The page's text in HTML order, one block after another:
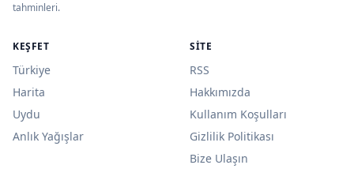
tahminleri.
KEŞFET
Türkiye
Harita
Uydu
Anlık Yağışlar
SITE
RSS
Hakkımızda
Kullanım Koşulları
Gizlilik Politikası
Bize Ulaşın